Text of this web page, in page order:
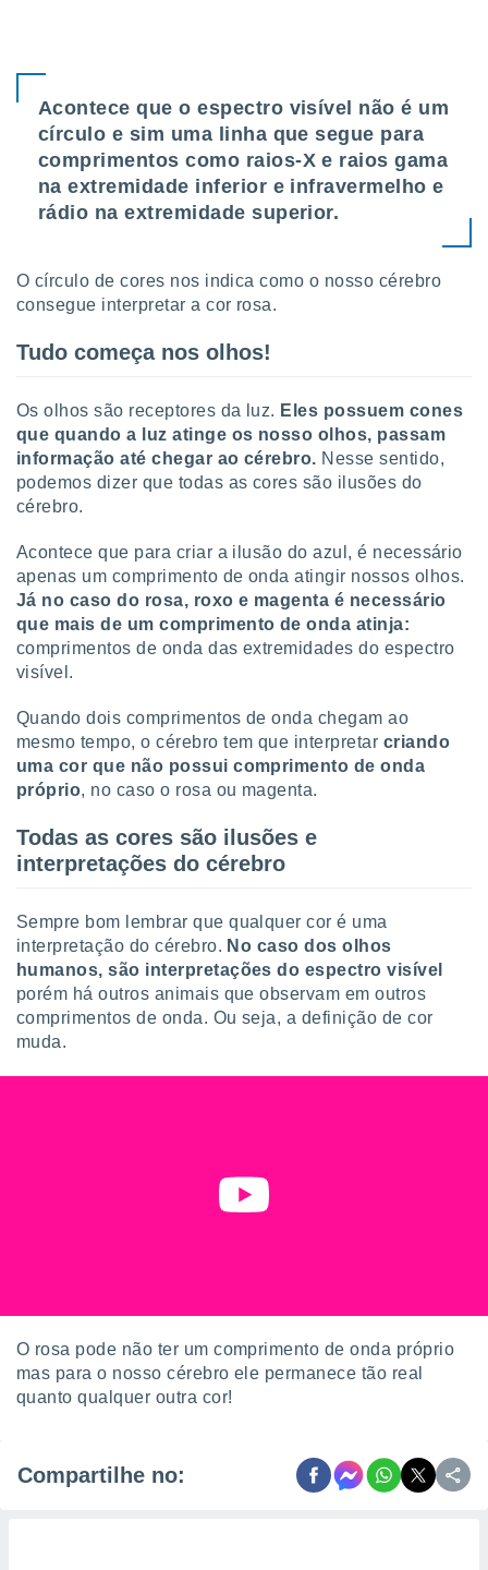
Acontece que o espectro visível não é um
círculo e sim uma linha que segue para
comprimentos como raios-X e raios gama
na extremidade inferior e infravermelho e
rádio na extremidade superior.
O círculo de cores nos indica como o nosso cérebro
consegue interpretar a cor rosa.
Tudo começa nos olhos!
Os olhos são receptores da luz. Eles possuem cones
que quando a luz atinge os nosso olhos, passam
informação até chegar ao cérebro. Nesse sentido,
podemos dizer que todas as cores são ilusões do
cérebro.
Acontece que para criar a ilusão do azul, é necessário
apenas um comprimento de onda atingir nossos olhos.
Já no caso do rosa, roxo e magenta é necessário
que mais de um comprimento de onda atinja:
comprimentos de onda das extremidades do espectro
visível.
Quando dois comprimentos de onda chegam ao
mesmo tempo, o cérebro tem que interpretar criando
uma cor que não possui comprimento de onda
próprio, no caso o rosa ou magenta.
Todas as cores são ilusões e
interpretações do cérebro
Sempre bom lembrar que qualquer cor é uma
interpretação do cérebro. No caso dos olhos
humanos, são interpretações do espectro visível
porém há outros animais que observam em outros
comprimentos de onda. Ou seja, a definição de cor
muda.
O rosa pode não ter um comprimento de onda próprio
mas para o nosso cérebro ele permanece tão real
quanto qualquer outra cor!
Compartilhe no: